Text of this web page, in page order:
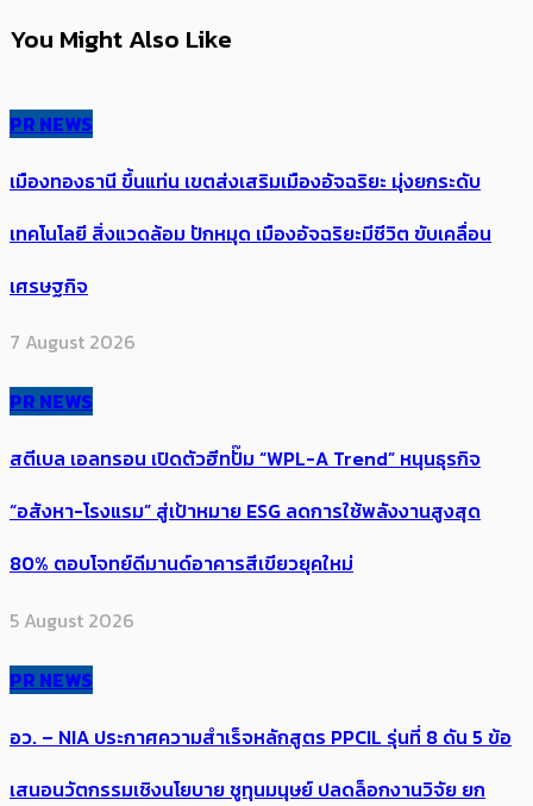
You Might Also Like
PR NEWS
เมืองทองธานี ขึ้นแท่น เขตส่งเสริมเมืองอัจฉริยะ มุ่งยกระดับ
เทคโนโลยี สิ่งแวดล้อม ปักหมุด เมืองอัจฉริยะมีชีวิต ขับเคลื่อน
เศรษฐกิจ
7 August 2026
PR NEWS
สตีเบล เอลทรอน เปิดตัวฮีทปั๊ม “WPL-A Trend” หนุนธุรกิจ
“อสังหา-โรงแรม” สู่เป้าหมาย ESG ลดการใช้พลังงานสูงสุด
80% ตอบโจทย์ดีมานด์อาคารสีเขียวยุคใหม่
5 August 2026
PR NEWS
อว. – NIA ประกาศความสำเร็จหลักสูตร PPCIL รุ่นที่ 8 ดัน 5 ข้อ
เสนอนวัตกรรมเชิงนโยบาย ชูทุนมนุษย์ ปลดล็อกงานวิจัย ยก